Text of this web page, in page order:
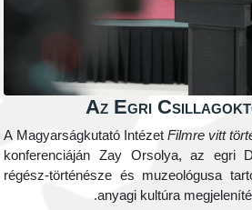
Az Egri
A Magyarságkutató Intézet
konferenciáján Zay
régész-történésze és
anyagi